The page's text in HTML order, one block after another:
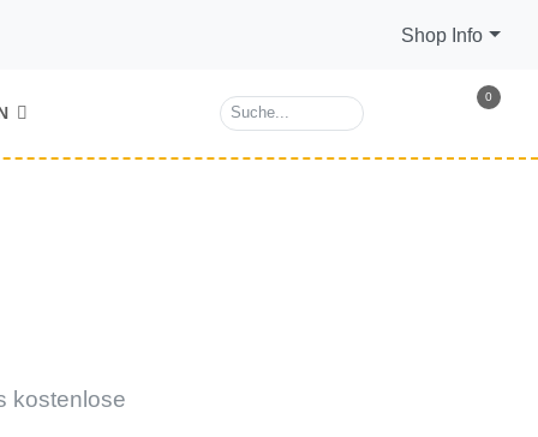
Shop Info
0
kostenlose